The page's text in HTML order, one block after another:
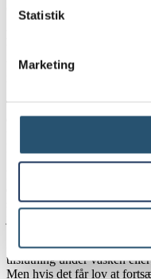
Statistik
Marketing
oftest:
bruseren eller
tilstopning og vand på
mekanisk eller med
Toiletter der løber konstant
dagligt. Det rammer din
udskifter pakninger,
Radiatorer med støj eller
defekte termostatventiler
systemet, udskifter ventiler
Små lækager vokser over
tilslutning under vasken
Men hvis det får lov at